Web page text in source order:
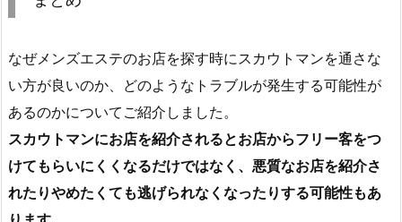
なぜメンズエステのお店を探す時にスカウトマンを通さな
い方が良いのか、どのようなトラブルが発生する可能性が
あるのかについてご紹介しました。
スカウトマンにお店を紹介されるとお店からフリー客をつ
けてもらいにくくなるだけではなく、悪質なお店を紹介さ
れたりやめたくても逃げられなくなったりする可能性もあ